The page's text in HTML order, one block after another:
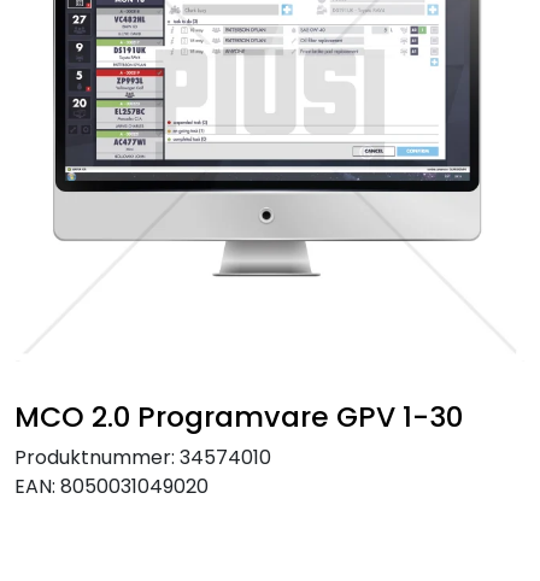
MCO 2.0 Programvare GPV 1-30
Produktnummer: 34574010
EAN: 8050031049020